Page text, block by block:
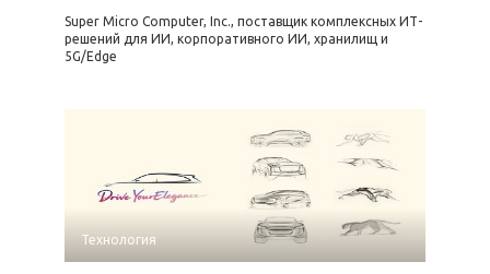
Super Micro Computer, Inc., поставщик комплексных ИТ-
решений для ИИ, корпоративного ИИ, хранилищ и
5G/Edge
Технология